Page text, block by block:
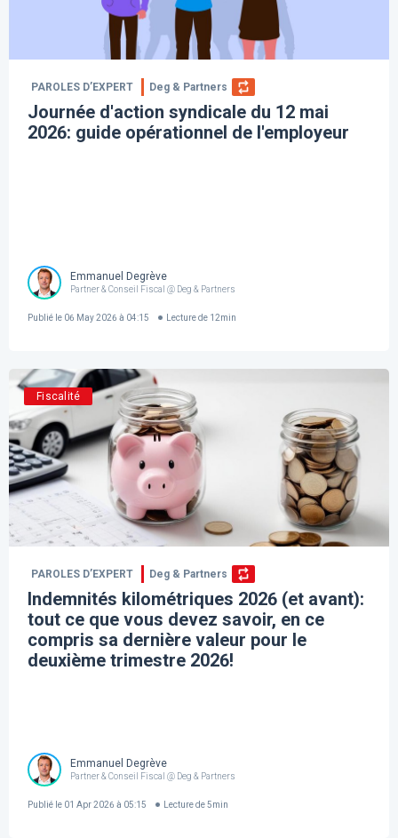
PAROLES D’EXPERT Deg & Partners
Journée d'action syndicale du 12 mai
2026: guide opérationnel de l'employeur
Emmanuel Degrève
Partner & Conseil Fiscal @ Deg & Partners
Publié le 06 May 2026 à 04:15 Lecture de 12min
Fiscalité
PAROLES D’EXPERT Deg & Partners
Indemnités kilométriques 2026 (et avant):
tout ce que vous devez savoir, en ce
compris sa dernière valeur pour le
deuxième trimestre 2026!
Emmanuel Degrève
Partner & Conseil Fiscal @ Deg & Partners
Publié le 01 Apr 2026 à 05:15 Lecture de 5min